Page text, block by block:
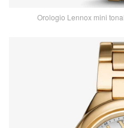
Orologio Lennox mini